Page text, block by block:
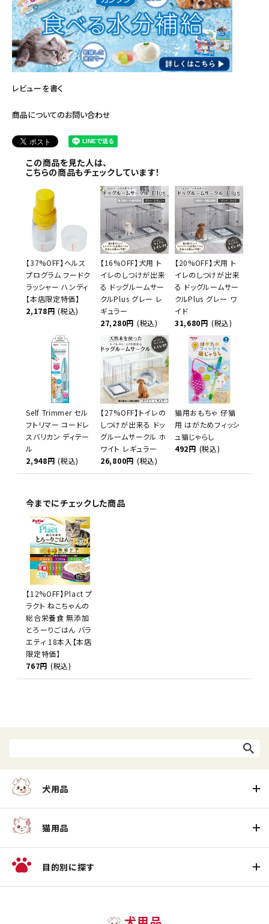
レビューを書く
商品についてのお問い合わせ
この商品を見た人は、
こちらの商品もチェックしています！
【37%OFF】ヘルス
プログラム フードク
ラッシャー ハンディ
【本店限定特価】
2,178円 (税込)
【16%OFF】犬用 ト
イレのしつけが出来
る ドッグルームサー
クルPlus グレー レ
ギュラー
27,280円 (税込)
【20%OFF】犬用 ト
イレのしつけが出来
る ドッグルームサー
クルPlus グレー ワ
イド
31,680円 (税込)
Self Trimmer セル
フトリマー コードレ
スバリカン ディテー
ル
2,948円 (税込)
【27%OFF】トイレの
しつけが出来る ドッ
グルームサークル ホ
ワイト レギュラー
26,800円 (税込)
猫用おもちゃ 仔猫
用 はがためフィッシ
ュ猫じゃらし
492円 (税込)
今までにチェックした商品
【12%OFF】Plact プ
ラクト ねこちゃんの
総合栄養食 無添加
とろーりごはん バラ
エティ 18本入【本店
限定特価】
767円 (税込)
犬用品
猫用品
目的別に探す